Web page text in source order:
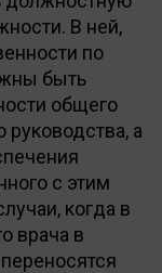
В ней,
по
быть
общего
руководства, а
с этим
когда в
врача в